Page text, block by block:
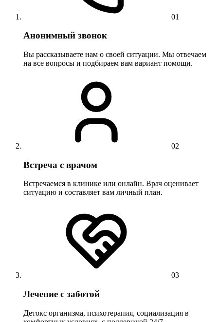
01
Анонимный звонок
Вы рассказываете нам о своей ситуации. Мы отвечаем
на все вопросы и подбираем вам вариант помощи.
02
Встреча с врачом
Встречаемся в клинике или онлайн. Врач оценивает
ситуацию и составляет вам личный план.
03
Лечение с заботой
Детокс организма, психотерапия, социализация в